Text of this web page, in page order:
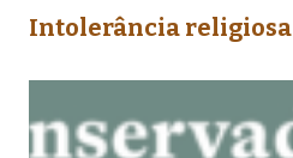
Intolerância religiosa